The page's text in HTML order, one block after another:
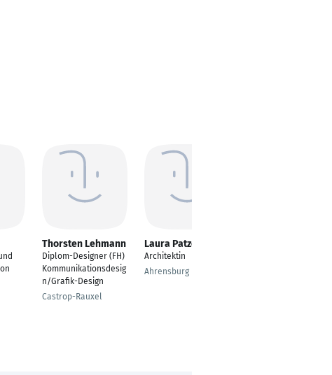
Thorsten Lehmann
Diplom-Designer (FH)
Kommunikationsdesig
n/Grafik-Design
Castrop-Rauxel
Laura Patzelt
Architektin
Ahrensburg